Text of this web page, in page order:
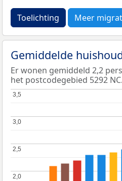
Toelichting Meer
Gemiddelde
Er wonen gemiddeld 2,2
het postcodegebied 5292 NC.
2,0
2,0
2,5
2,5
3,0
3,0
3,5
3,5